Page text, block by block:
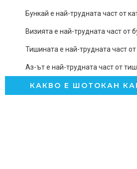
Бункай е най-трудната част от
Визията е най-трудната част от
Тишината е най-трудната част от
Аз-ът е най-трудната част от
КАКВО Е ШОТОКАН